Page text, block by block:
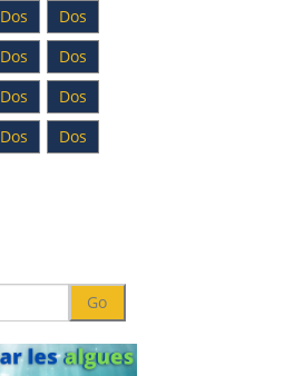
Dos
Dos
Dos
Dos
Dos
Dos
Dos
Dos